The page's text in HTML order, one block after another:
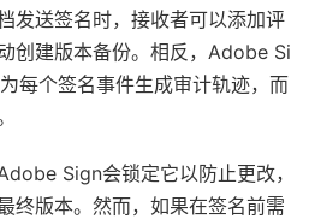
发送签名时，接收者可以添加评
创建版本备份。相反，Adobe Si
每个签名事件生成审计轨迹，而
Sign会锁定它以防止更改，
终版本。然而，如果在签名前需